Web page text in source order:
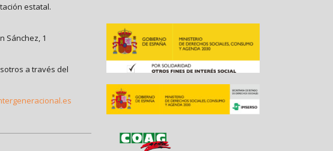
estatal.
Sánchez, 1
a través del